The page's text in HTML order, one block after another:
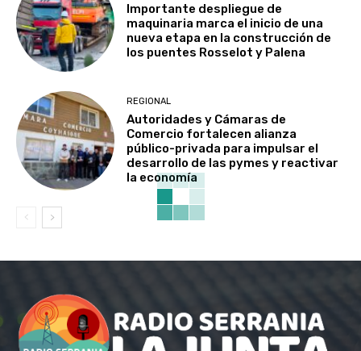
Importante despliegue de
maquinaria marca el inicio de una
nueva etapa en la construcción de
los puentes Rosselot y Palena
REGIONAL
Autoridades y Cámaras de
Comercio fortalecen alianza
público-privada para impulsar el
desarrollo de las pymes y reactivar
la economía